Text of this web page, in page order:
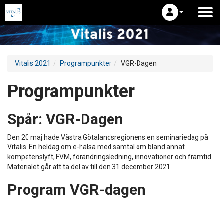
Vitalis 2021 Programpunkter VGR-Dagen
Programpunkter
Spår: VGR-Dagen
Den 20 maj hade Västra Götalandsregionens en seminariedag på
Vitalis. En heldag om e-hälsa med samtal om bland annat
kompetenslyft, FVM, förändringsledning, innovationer och framtid.
Materialet går att ta del av till den 31 december 2021.
Program VGR-dagen